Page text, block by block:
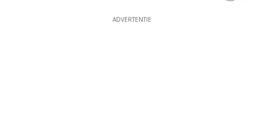
ADVERTENTIE